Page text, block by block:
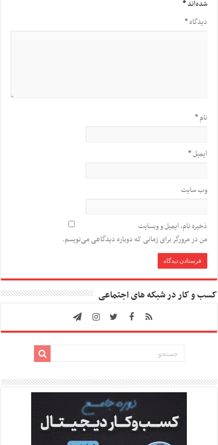
شده‌اند*
دیدگاه*
نام*
ایمیل*
وب‌ سایت
ذخیره نام، ایمیل و وبسایت
من در مرورگر برای زمانی که دوباره دیدگاهی می‌نویسم.
کسب و کار در شبکه های اجتماعی